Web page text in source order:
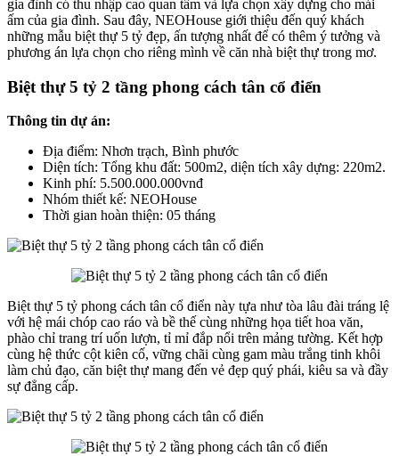
gia đình có thu nhập cao quan tâm và lựa chọn xây dựng cho mái
ấm của gia đình. Sau đây, NEOHouse giới thiệu đến quý khách
những mẫu biệt thự 5 tỷ đẹp, ấn tượng nhất để có thêm ý tưởng và
phương án lựa chọn cho riêng mình về căn nhà biệt thự trong mơ.
Biệt thự 5 tỷ 2 tầng phong cách tân cổ điển
Thông tin dự án:
Địa điểm: Nhơn trạch, Bình phước
Diện tích: Tổng khu đất: 500m2, diện tích xây dựng: 220m2.
Kinh phí: 5.500.000.000vnđ
Nhóm thiết kế: NEOHouse
Thời gian hoàn thiện: 05 tháng
Biệt thự 5 tỷ phong cách tân cổ điển này tựa như tòa lâu đài tráng lệ
với hệ mái chóp cao ráo và bề thế cùng những họa tiết hoa văn,
phào chỉ trang trí uốn lượn, tỉ mỉ đắp nổi trên mảng tường. Kết hợp
cùng hệ thức cột kiên cố, vững chãi cùng gam màu trắng tinh khôi
làm chủ đạo, căn biệt thự mang đến vẻ đẹp quý phái, kiêu sa và đầy
sự đẳng cấp.